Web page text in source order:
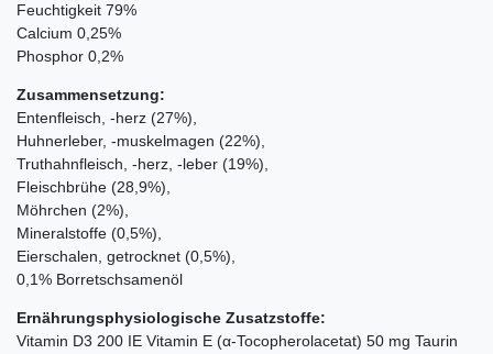
Feuchtigkeit 79%
Calcium 0,25%
Phosphor 0,2%
Zusammensetzung:
Entenfleisch, -herz (27%),
Huhnerleber, -muskelmagen (22%),
Truthahnfleisch, -herz, -leber (19%),
Fleischbrühe (28,9%),
Möhrchen (2%),
Mineralstoffe (0,5%),
Eierschalen, getrocknet (0,5%),
0,1% Borretschsamenöl
Ernährungsphysiologische Zusatzstoffe:
Vitamin D3 200 IE Vitamin E (α-Tocopherolacetat) 50 mg Taurin